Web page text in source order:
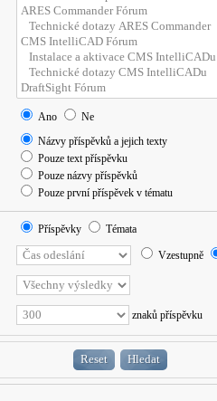
Ano
Ne
Názvy příspěvků a jejich texty
Pouze text příspěvku
Pouze názvy příspěvků
Pouze první příspěvek v tématu
Příspěvky
Témata
Vzestupně
znaků příspěvku